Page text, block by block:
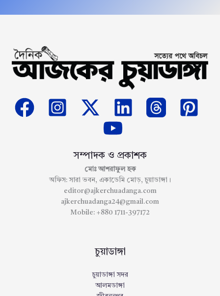
সম্পাদক ও প্রকাশক
মোঃ আশরাফুল হক
অফিস: সারা ভবন, একাডেমি মোড়, চুয়াডাঙ্গা।
editor@ajkerchuadanga.com
ajkerchuadanga24@gmail.com
Mobile: +880 1711-397172
চুয়াডাঙ্গা
চুয়াডাঙ্গা সদর
আলমডাঙ্গা